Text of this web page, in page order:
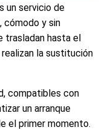
un servicio de
cómodo y sin
trasladan hasta el
la sustitución
compatibles con
un arranque
el primer momento.